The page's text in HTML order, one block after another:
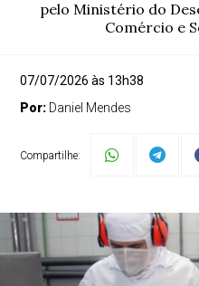
pelo Ministério do
Comércio e
07/07/2026 às 13h38
Por: Daniel Mendes
Compartilhe: